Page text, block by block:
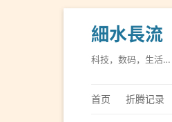
細水長流
科技，数码，生活…
首页 折腾记录